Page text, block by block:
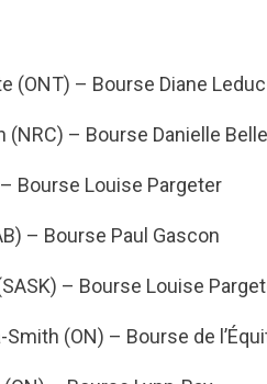
(ONT) – Bourse Diane
(NRC) – Bourse Danielle
Bourse Louise Pargeter
– Bourse Paul Gascon
– Bourse Louise
(ON) – Bourse de